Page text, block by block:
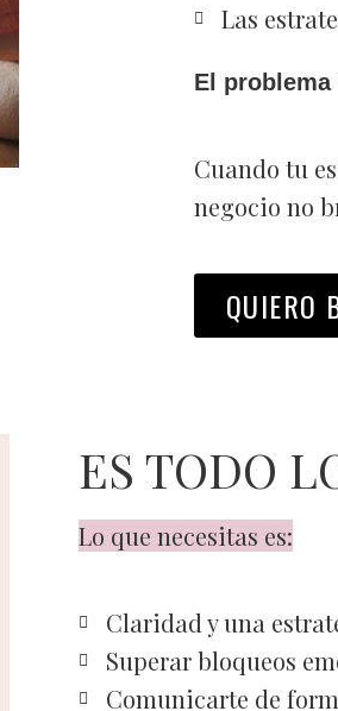
Las
El
Cuando tu
negocio no
QUIERO
ES TODO
Lo que necesitas es:
Claridad y una
Superar bloqueos
Comunicarte de